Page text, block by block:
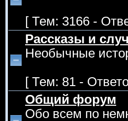
[ Тем: 3166 -
Рассказы и
Необычные
[ Тем: 81 -
Общий форум
Обо всем по